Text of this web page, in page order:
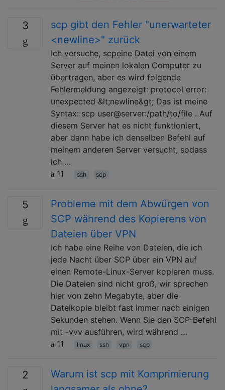
3
scp gibt den Fehler "unerwarteter
<newline>" zurück
Ich versuche, scpeine Datei von einem
Server auf meinen lokalen Computer zu
übertragen, aber es wird folgende
Fehlermeldung angezeigt: protocol error:
unexpected &lt;newline&gt; Das ist meine
Syntax: scp user@server:/path/to/file . Auf
diesem Server hat es nicht funktioniert,
aber dann habe ich denselben Befehl auf
meinem anderen Server versucht, sodass
ich …
11
ssh scp
5
Probleme mit dem Abwürgen von
SCP während des Kopierens von
Dateien über VPN
Ich habe eine Reihe von Dateien, die ich
jede Nacht über SCP über ein VPN auf
einen Remote-Linux-Server kopieren muss.
Die Dateien sind nicht groß, wir sprechen
hier von zehn Megabyte, aber die
Dateikopie bleibt fast immer nach einigen
Sekunden stehen. Wenn Sie den SCP-Befehl
mit -vvv ausführen, wird während …
11
linux ssh vpn scp
2
Warum ist scp mit Komprimierung